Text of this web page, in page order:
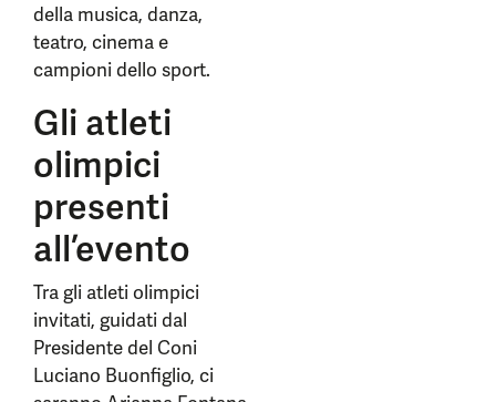
della musica, danza,
teatro, cinema e
campioni dello sport.
Gli atleti
olimpici
presenti
all’evento
Tra gli atleti olimpici
invitati, guidati dal
Presidente del Coni
Luciano Buonfiglio, ci